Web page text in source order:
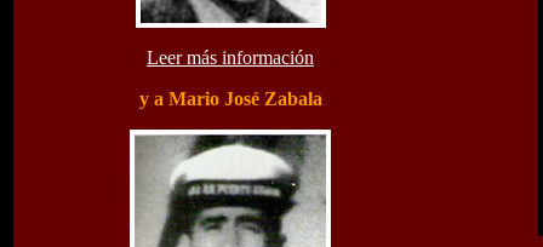
Leer más información
y a Mario José Zabala